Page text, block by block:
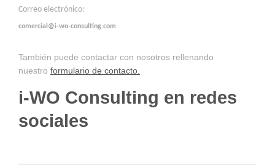
Correo electrónico:
comercial@i-wo-consulting.com
También puede contactar con nosotros rellenando
nuestro formulario de contacto.
i-WO Consulting en redes
sociales